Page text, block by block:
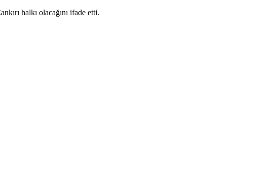
halkı olacağını ifade etti.